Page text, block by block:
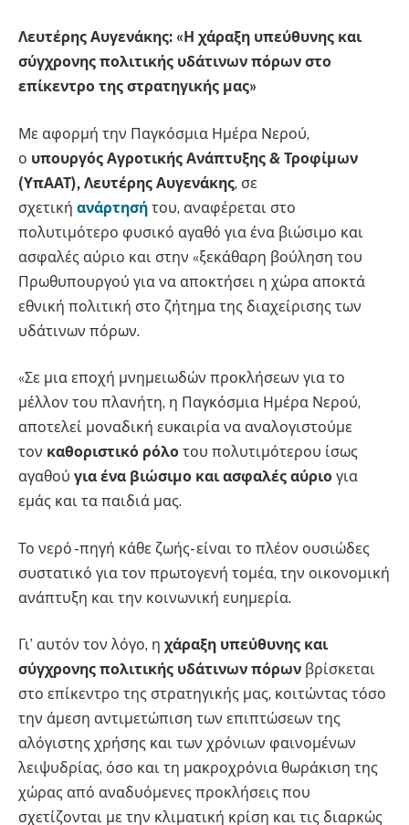
Λευτέρης Αυγενάκης: «Η χάραξη υπεύθυνης και
σύγχρονης πολιτικής υδάτινων πόρων στο
επίκεντρο της στρατηγικής μας»
Με αφορμή την Παγκόσμια Ημέρα Νερού,
ο υπουργός Αγροτικής Ανάπτυξης & Τροφίμων
(ΥπΑΑΤ), Λευτέρης Αυγενάκης, σε
σχετική ανάρτησή του, αναφέρεται στο
πολυτιμότερο φυσικό αγαθό για ένα βιώσιμο και
ασφαλές αύριο και στην «ξεκάθαρη βούληση του
Πρωθυπουργού για να αποκτήσει η χώρα αποκτά
εθνική πολιτική στο ζήτημα της διαχείρισης των
υδάτινων πόρων.
«Σε μια εποχή μνημειωδών προκλήσεων για το
μέλλον του πλανήτη, η Παγκόσμια Ημέρα Νερού,
αποτελεί μοναδική ευκαιρία να αναλογιστούμε
τον καθοριστικό ρόλο του πολυτιμότερου ίσως
αγαθού για ένα βιώσιμο και ασφαλές αύριο για
εμάς και τα παιδιά μας.
Το νερό -πηγή κάθε ζωής- είναι το πλέον ουσιώδες
συστατικό για τον πρωτογενή τομέα, την οικονομική
ανάπτυξη και την κοινωνική ευημερία.
Γι’ αυτόν τον λόγο, η χάραξη υπεύθυνης και
σύγχρονης πολιτικής υδάτινων πόρων βρίσκεται
στο επίκεντρο της στρατηγικής μας, κοιτώντας τόσο
την άμεση αντιμετώπιση των επιπτώσεων της
αλόγιστης χρήσης και των χρόνιων φαινομένων
λειψυδρίας, όσο και τη μακροχρόνια θωράκιση της
χώρας από αναδυόμενες προκλήσεις που
σχετίζονται με την κλιματική κρίση και τις διαρκώς